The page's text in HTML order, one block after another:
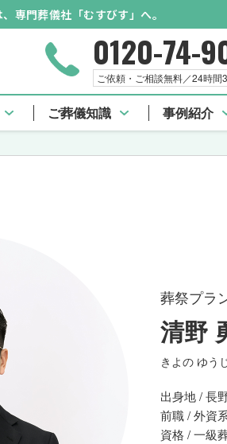
専門葬儀社「むすびす」へ。
0120-74-
ご依頼・ご相談無料／24時間
ご葬儀知識 事例紹介
葬祭プラ
清野
きよの ゆう
出身地 / 長
前職 / 外資
資格 / 一級